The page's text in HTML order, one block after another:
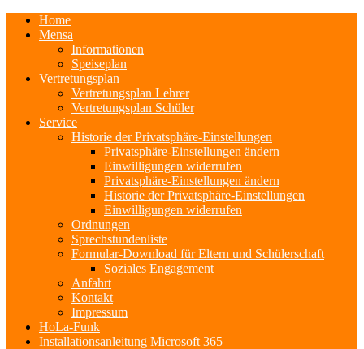
Home
Mensa
Informationen
Speiseplan
Vertretungsplan
Vertretungsplan Lehrer
Vertretungsplan Schüler
Service
Historie der Privatsphäre-Einstellungen
Privatsphäre-Einstellungen ändern
Einwilligungen widerrufen
Privatsphäre-Einstellungen ändern
Historie der Privatsphäre-Einstellungen
Einwilligungen widerrufen
Ordnungen
Sprechstundenliste
Formular-Download für Eltern und Schülerschaft
Soziales Engagement
Anfahrt
Kontakt
Impressum
HoLa-Funk
Installationsanleitung Microsoft 365